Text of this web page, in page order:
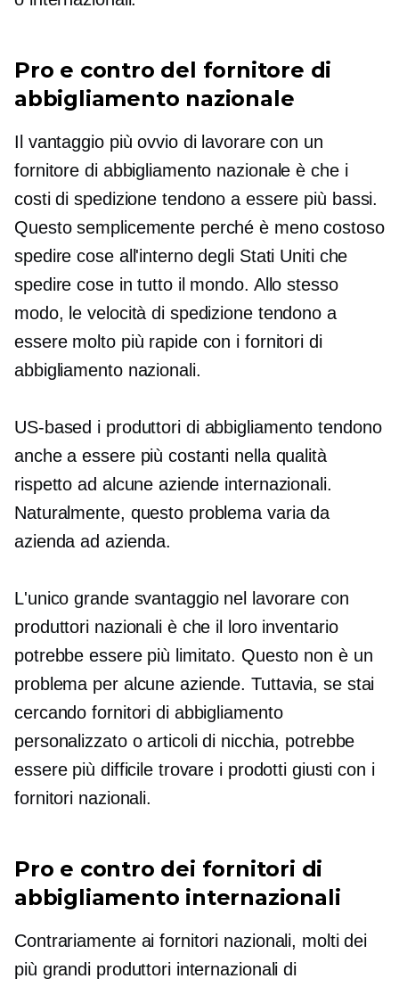
Pro e contro del fornitore di
abbigliamento nazionale
Il vantaggio più ovvio di lavorare con un
fornitore di abbigliamento nazionale è che i
costi di spedizione tendono a essere più bassi.
Questo semplicemente perché è meno costoso
spedire cose all'interno degli Stati Uniti che
spedire cose in tutto il mondo. Allo stesso
modo, le velocità di spedizione tendono a
essere molto più rapide con i fornitori di
abbigliamento nazionali.
US-based i produttori di abbigliamento tendono
anche a essere più costanti nella qualità
rispetto ad alcune aziende internazionali.
Naturalmente, questo problema varia da
azienda ad azienda.
L'unico grande svantaggio nel lavorare con
produttori nazionali è che il loro inventario
potrebbe essere più limitato. Questo non è un
problema per alcune aziende. Tuttavia, se stai
cercando fornitori di abbigliamento
personalizzato o articoli di nicchia, potrebbe
essere più difficile trovare i prodotti giusti con i
fornitori nazionali.
Pro e contro dei fornitori di
abbigliamento internazionali
Contrariamente ai fornitori nazionali, molti dei
più grandi produttori internazionali di